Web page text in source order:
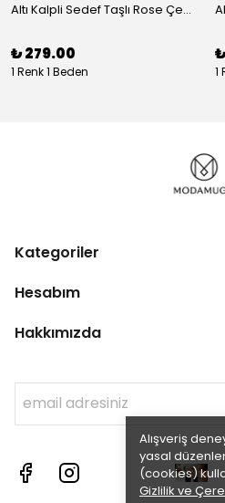
Alışveriş
yasal
(cookies)
Gizlilik ve
Altı Kalpli Sedef Taşlı Rose Çelik Kelepçe Bileklik
₺ 279.00
1 Renk 1 Beden 1
Kategoriler
Hesabım
Hakkımızda